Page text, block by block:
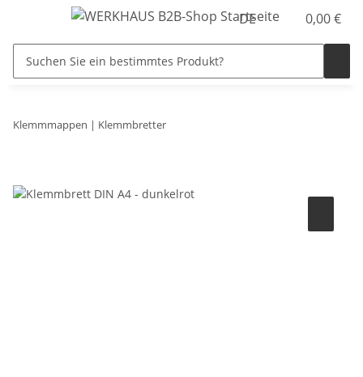
DE 0,00 €
Klemmmappen | Klemmbretter